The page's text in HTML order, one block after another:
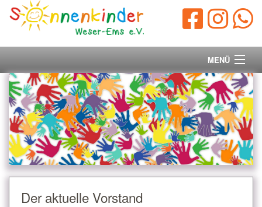
MENÜ
Startseite
Vorstand
Unsere Ziele
Ihre Spende
Der aktuelle Vorstand